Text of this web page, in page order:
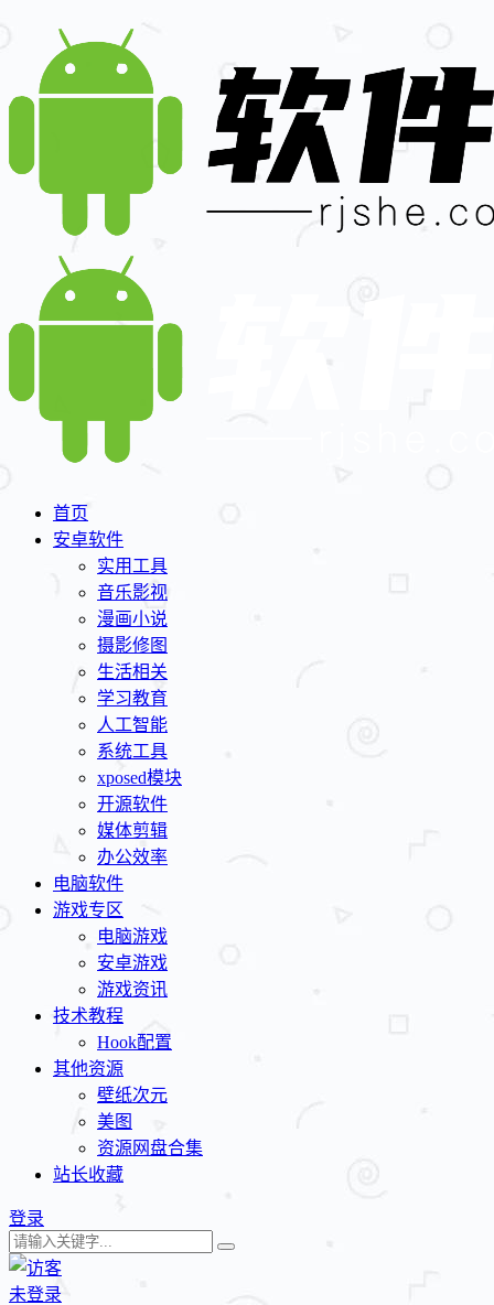
首页
安卓软件
实用工具
音乐影视
漫画小说
摄影修图
生活相关
学习教育
人工智能
系统工具
xposed模块
开源软件
媒体剪辑
办公效率
电脑软件
游戏专区
电脑游戏
安卓游戏
游戏资讯
技术教程
Hook配置
其他资源
壁纸次元
美图
资源网盘合集
站长收藏
登录
未登录